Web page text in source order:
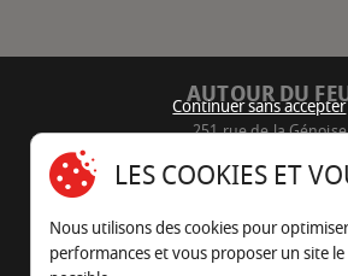
AUTOUR DU
251 rue de la Génoise
05 45 22 98
Nous envoyer un e-
Continuer sans accepter
LES COOKIES ET
Nous utilisons des cookies pour
performances et vous proposer un site